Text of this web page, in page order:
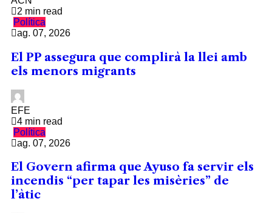
2 min read
Política
ag. 07, 2026
El PP assegura que complirà la llei amb
els menors migrants
EFE
4 min read
Política
ag. 07, 2026
El Govern afirma que Ayuso fa servir els
incendis “per tapar les misèries” de
l’àtic